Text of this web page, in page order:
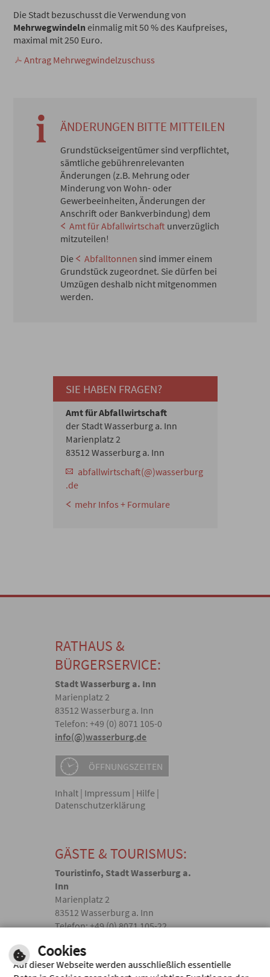
Die Stadt bezuschusst die Verwendung von
Mehrwegwindelneinmalig mit 50 % des Kaufpreises,
maximal mit 250 Euro.
Antrag Mehrwegwindelzuschuss
ÄNDERUNGEN BITTE MITTEILEN
Grundstückseigentümer sind verpflichtet,
sämtliche gebührenrelevanten
Änderungen (z.B. Mehrung oder
Minderung von Wohn- oder
Gewerbeeinheiten, Änderungen der
Anschrift oder Bankverbindung) dem
Amt für Abfallwirtschaft unverzüglich
mitzuteilen!
Die
Abfalltonnen sind immer einem
Grundstück zugeordnet. Sie dürfen bei
Umzügen deshalb nicht mitgenommen
werden.
SIE HABEN FRAGEN?
Amt für Abfallwirtschaft
der Stadt Wasserburg a. Inn
Marienplatz 2
83512 Wasserburg a. Inn
abfallwirtschaft(@)wasserburg
.de
mehr Infos + Formulare
RATHAUS &
BÜRGERSERVICE:
Stadt Wasserburg a. Inn
Marienplatz 2
83512 Wasserburg a. Inn
Telefon: +49 (0) 8071 105-0
info(@)wasserburg.de
ÖFFNUNGSZEITEN
Inhalt | Impressum | Hilfe |
Datenschutzerklärung
GÄSTE & TOURISMUS:
Touristinfo, Stadt Wasserburg a.
Inn
Marienplatz 2
83512 Wasserburg a. Inn
Telefon: +49 (0) 8071 105-22
Facebook
Cookies
Auf dieser Webseite werden ausschließlich essentielle